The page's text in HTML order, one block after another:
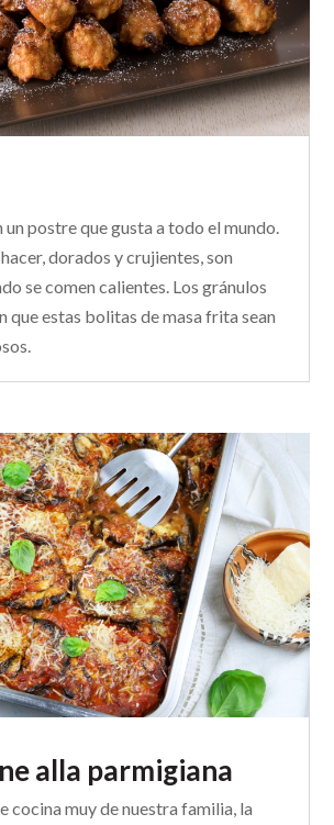
postre que gusta a todo el mundo.
dorados y crujientes, son
se comen calientes. Los gránulos
que estas bolitas de masa frita sean
alla parmigiana
cocina muy de nuestra familia, la